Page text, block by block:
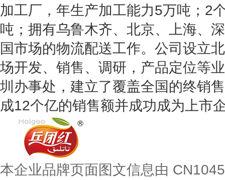
加工厂，年生产加工能力5万吨；2
吨；拥有乌鲁木齐、北京、上海、
国市场的物流配送工作。公司设立
场开发、销售、调研，产品定位等
圳办事处，建立了覆盖全国的终销
成12个亿的销售额并成功成为上市
本企业品牌页面图文信息由